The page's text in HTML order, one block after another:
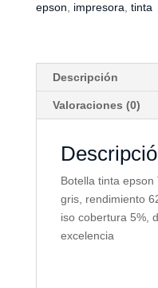
epson, impresora, tinta
Descripción
Valoraciones (0)
Botella tinta
gris, rendimiento
iso cobertura 5%,
excelencia